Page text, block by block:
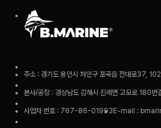
주소 : 경기도 용인시 처인구 포곡읍 전대로37,
본사/공장 : 경상남도 김해시 진례면 고모로 180번
사업자 번호 : 767-86-01993 E-mail :